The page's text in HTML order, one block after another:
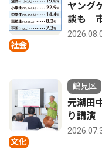
社会
ヤング
談も
文化
鶴見区
元潮田
り講演